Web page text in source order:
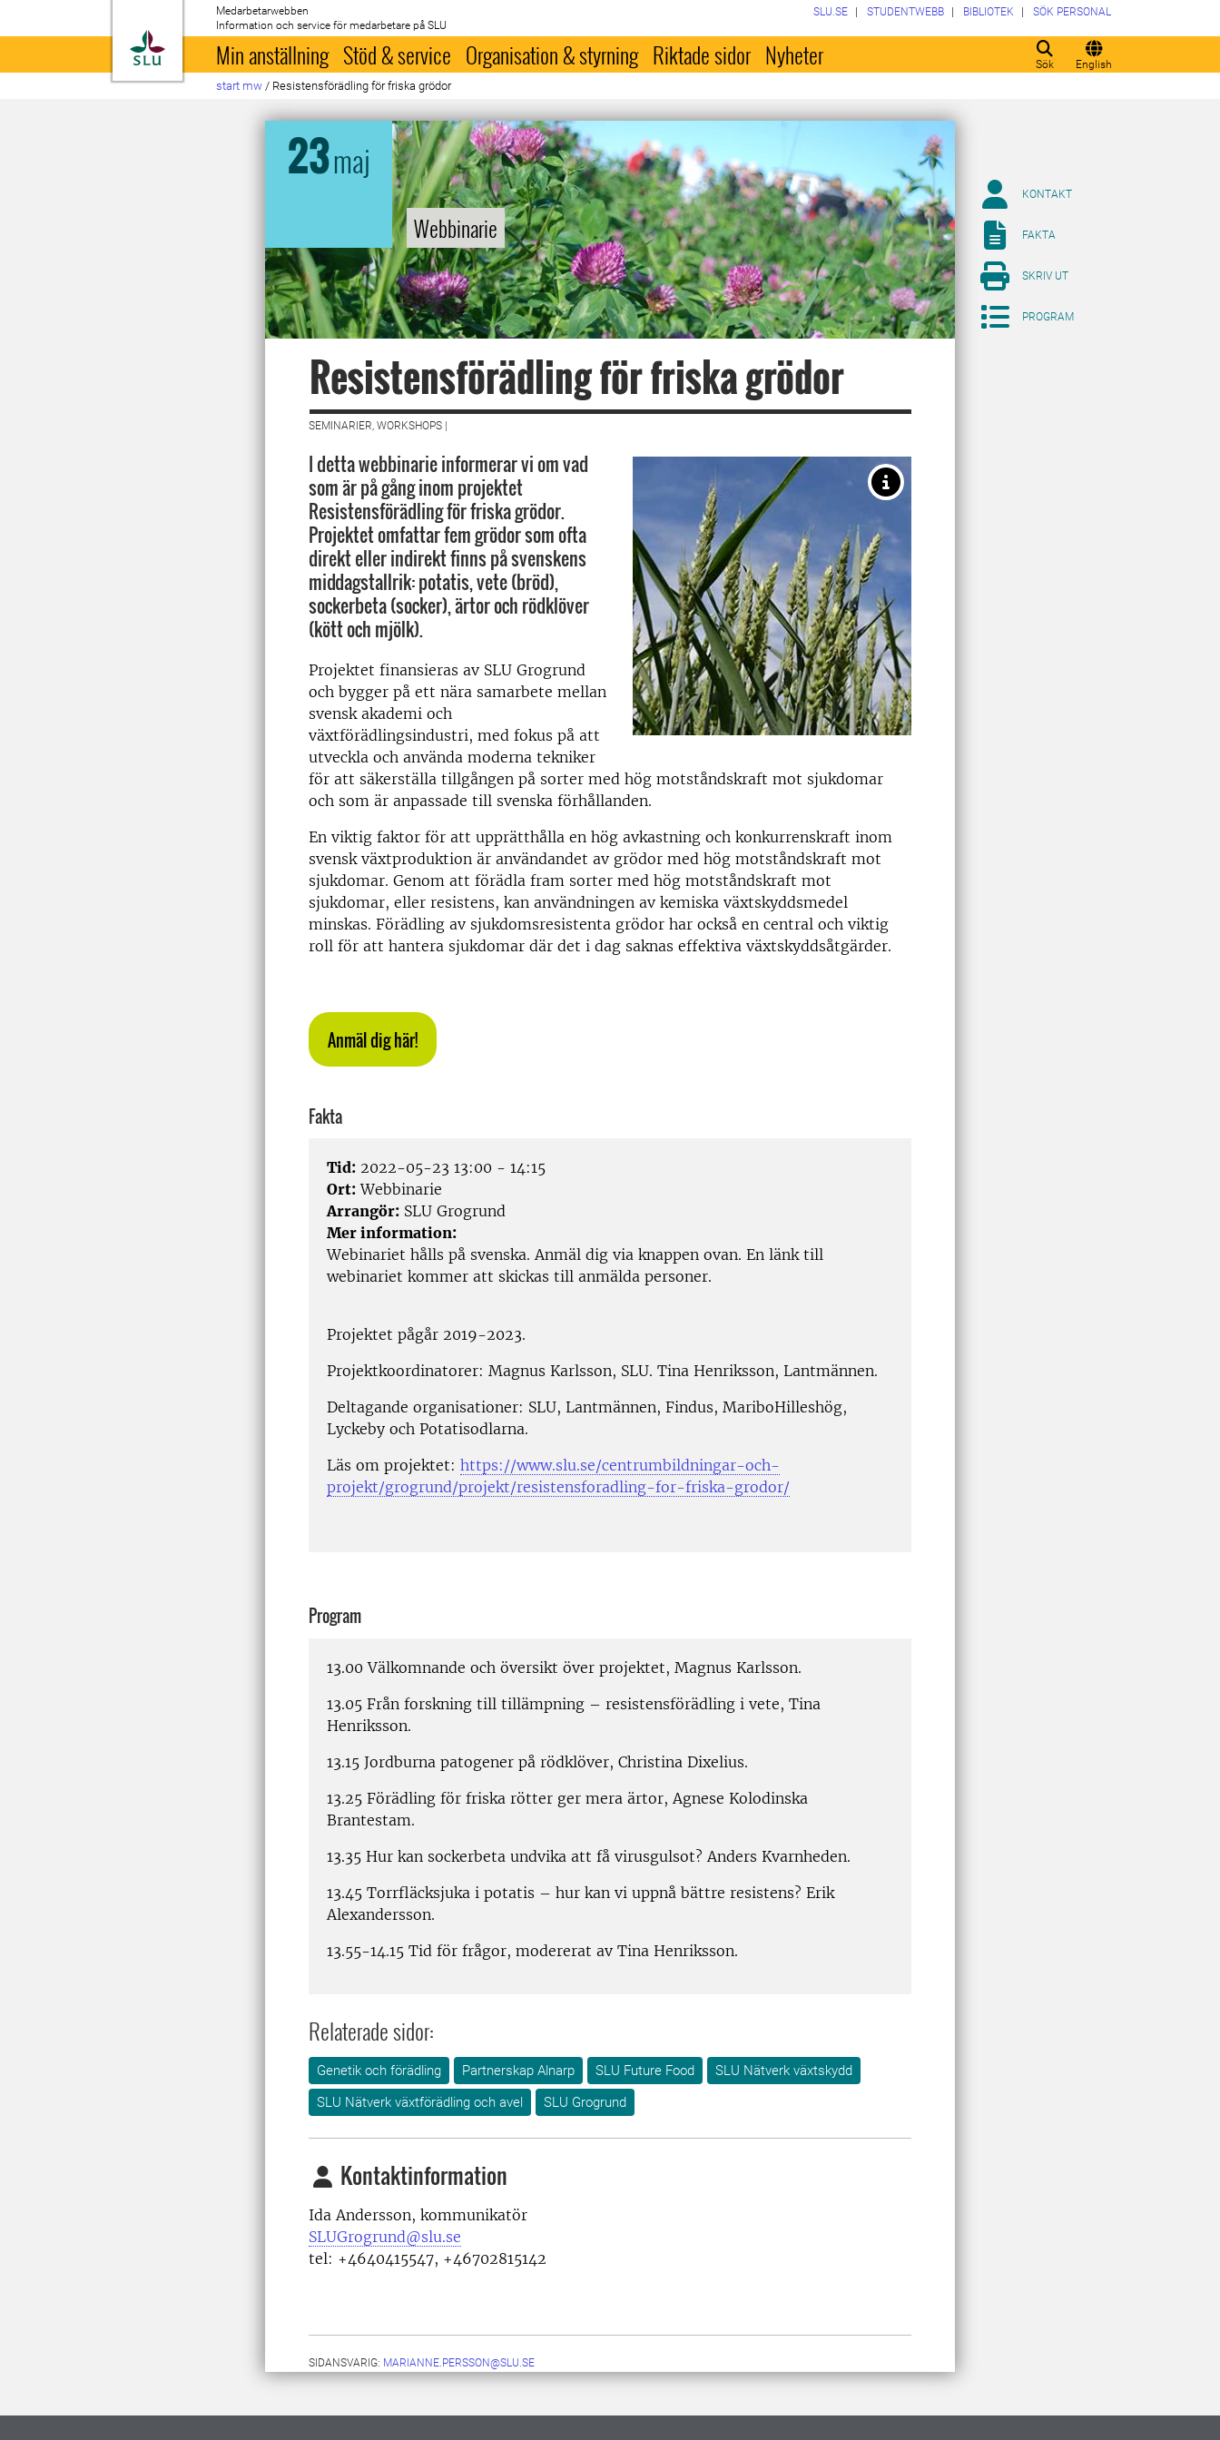
Till startsida
Medarbetarwebben
Information och service för medarbetare på SLU
Sök English
SLU.SE STUDENTWEBB BIBLIOTEK SÖK PERSONAL
Min anställning Stöd & service Organisation & styrning Riktade sidor Nyheter
start mw / Resistensförädling för friska grödor
23maj
Webbinarie
Resistensförädling för friska grödor
SEMINARIER, WORKSHOPS |
I detta webbinarie informerar vi om vad
som är på gång inom projektet
Resistensförädling för friska grödor.
Projektet omfattar fem grödor som ofta
direkt eller indirekt finns på svenskens
middagstallrik: potatis, vete (bröd),
sockerbeta (socker), ärtor och rödklöver
(kött och mjölk).
Projektet finansieras av SLU Grogrund
och bygger på ett nära samarbete mellan
svensk akademi och
växtförädlingsindustri, med fokus på att
utveckla och använda moderna tekniker
för att säkerställa tillgången på sorter med hög motståndskraft mot sjukdomar
och som är anpassade till svenska förhållanden.
En viktig faktor för att upprätthålla en hög avkastning och konkurrenskraft inom
svensk växtproduktion är användandet av grödor med hög motståndskraft mot
sjukdomar. Genom att förädla fram sorter med hög motståndskraft mot
sjukdomar, eller resistens, kan användningen av kemiska växtskyddsmedel
minskas. Förädling av sjukdomsresistenta grödor har också en central och viktig
roll för att hantera sjukdomar där det i dag saknas effektiva växtskyddsåtgärder.
Anmäl dig här!
Fakta
Tid: 2022-05-23 13:00 - 14:15
Ort: Webbinarie
Arrangör: SLU Grogrund
Mer information:
Webinariet hålls på svenska. Anmäl dig via knappen ovan. En länk till
webinariet kommer att skickas till anmälda personer.
Projektet pågår 2019-2023.
Projektkoordinatorer: Magnus Karlsson, SLU. Tina Henriksson, Lantmännen.
Deltagande organisationer: SLU, Lantmännen, Findus, MariboHilleshög,
Lyckeby och Potatisodlarna.
Läs om projektet: https://www.slu.se/centrumbildningar-och-
projekt/grogrund/projekt/resistensforadling-for-friska-grodor/
Program
13.00 Välkomnande och översikt över projektet, Magnus Karlsson.
13.05 Från forskning till tillämpning – resistensförädling i vete, Tina
Henriksson.
13.15 Jordburna patogener på rödklöver, Christina Dixelius.
13.25 Förädling för friska rötter ger mera ärtor, Agnese Kolodinska
Brantestam.
13.35 Hur kan sockerbeta undvika att få virusgulsot? Anders Kvarnheden.
13.45 Torrfläcksjuka i potatis – hur kan vi uppnå bättre resistens? Erik
Alexandersson.
13.55-14.15 Tid för frågor, modererat av Tina Henriksson.
Relaterade sidor:
Genetik och förädling Partnerskap Alnarp SLU Future Food
SLU Nätverk växtskydd
SLU Nätverk växtförädling och avel
SLU Grogrund
Kontaktinformation
Ida Andersson, kommunikatör
SLUGrogrund@slu.se
tel: +4640415547, +46702815142
SIDANSVARIG: MARIANNE.PERSSON@SLU.SE
KONTAKT
FAKTA
SKRIV UT
PROGRAM